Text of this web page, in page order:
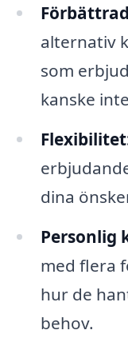
alternativ
som
kanske
dina
Personlig
med flera
hur de
behov.